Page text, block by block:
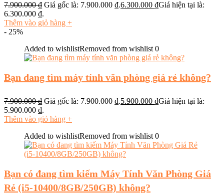
7.900.000₫ Giá gốc là: 7.900.000 ₫.6.300.000 ₫Giá hiện tại là:
6.300.000 ₫.
Thêm vào giỏ hàng +
- 25%
Added to wishlistRemoved from wishlist 0
Bạn đang tìm máy tính văn phòng giá rẻ không?
7.900.000₫ Giá gốc là: 7.900.000 ₫.5.900.000 ₫Giá hiện tại là:
5.900.000 ₫.
Thêm vào giỏ hàng +
Added to wishlistRemoved from wishlist 0
Bạn có đang tìm kiếm Máy Tính Văn Phòng Giá
Rẻ (i5-10400/8GB/250GB) không?